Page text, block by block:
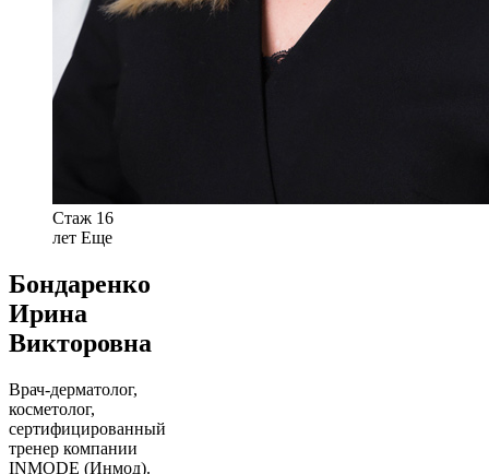
Стаж 16
лет Еще
Бондаренко
Ирина
Викторовна
Врач-дерматолог,
косметолог,
сертифицированный
тренер компании
INMODE (Инмод).